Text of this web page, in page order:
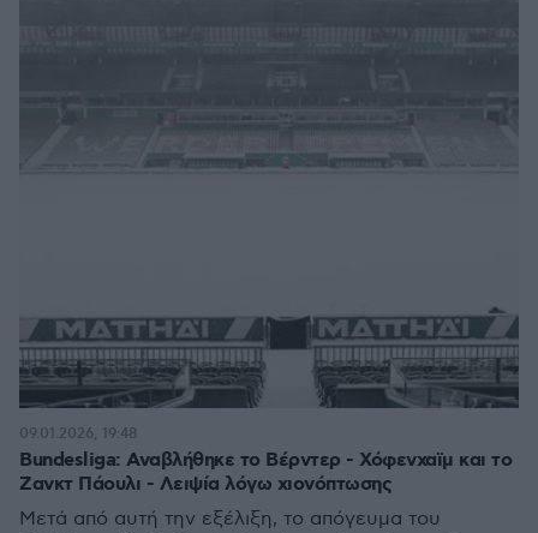
Bundesliga: Αναβλήθηκε το Βέρντερ - Χόφενχαϊμ και το
Ζανκτ Πάουλι - Λειψία λόγω χιονόπτωσης
Μετά από αυτή την εξέλιξη, το απόγευμα του
09.01.2026, 19:48